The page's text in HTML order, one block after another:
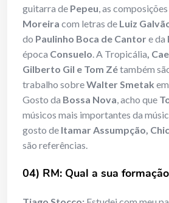
guitarra de Pepeu, as
Moreira com letras de Luiz
do Paulinho Boca de Cantore da
época Consuelo. A Tropicália,
Gilberto Gil e Tom Zétambém
trabalho sobreWalter Smetak
Gosto da Bossa Nova, acho que
músicos mais importantes da
gosto de Itamar Assumpção,
são referências.
04) RM: Qual a sua